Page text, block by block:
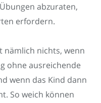
abzuraten,
erfordern.
nämlich nichts, wenn
ohne ausreichende
wenn das Kind dann
So weich können